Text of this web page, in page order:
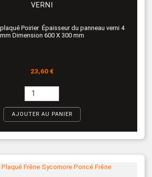
VERNI
Poirier Épaisseur du panneau verni 4
mm Dimension 600 X 300 mm
Prix
23,60 €
AJOUTER AU PANIER